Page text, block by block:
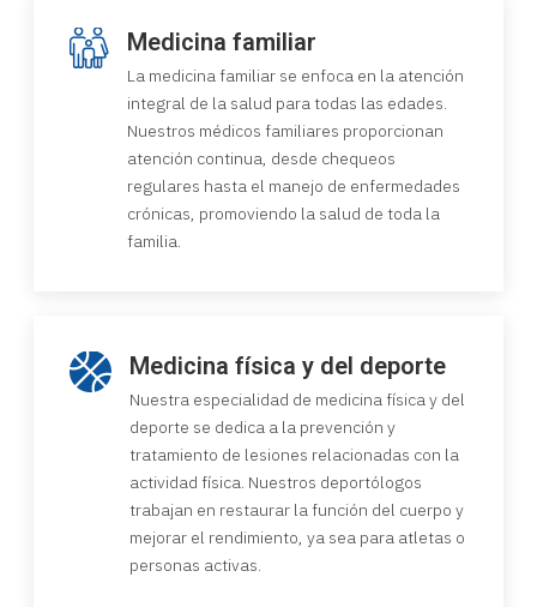
Medicina familiar
La medicina familiar se enfoca en la atención
integral de la salud para todas las edades.
Nuestros médicos familiares proporcionan
atención continua, desde chequeos
regulares hasta el manejo de enfermedades
crónicas, promoviendo la salud de toda la
familia.
Medicina física y del deporte
Nuestra especialidad de medicina física y del
deporte se dedica a la prevención y
tratamiento de lesiones relacionadas con la
actividad física. Nuestros deportólogos
trabajan en restaurar la función del cuerpo y
mejorar el rendimiento, ya sea para atletas o
personas activas.